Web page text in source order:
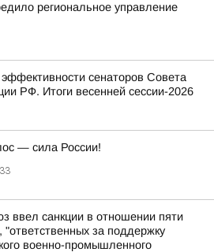
региональное управление
эффективности сенаторов Совета
РФ. Итоги весенней сессии-2026
— сила России!
ввел санкции в отношении пяти
"ответственных за поддержку
военно-промышленного